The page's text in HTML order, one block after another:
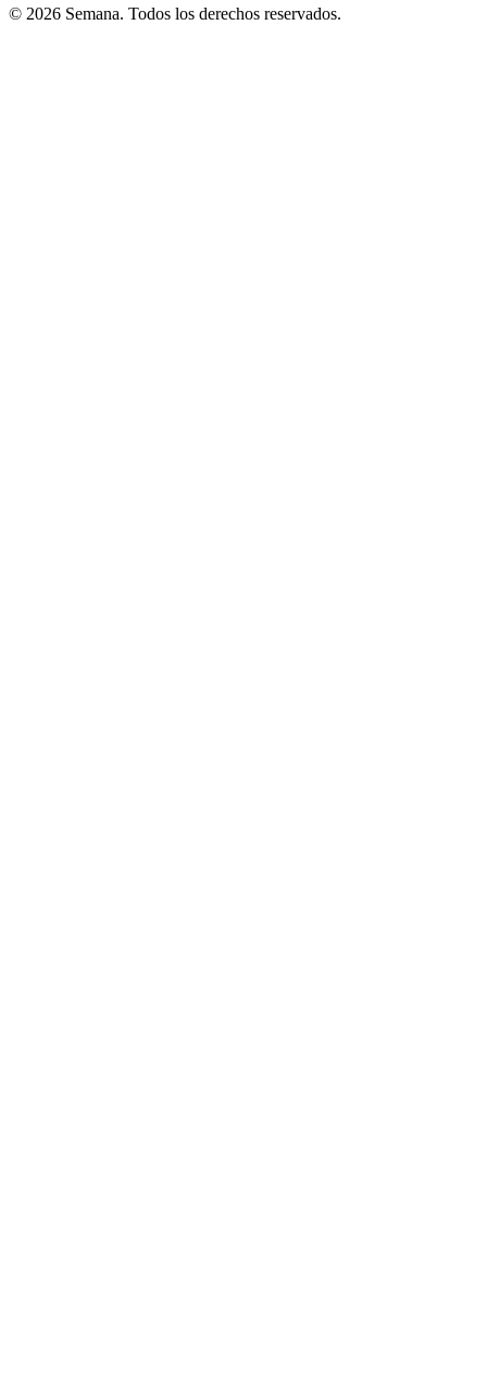
© 2026 Semana. Todos los derechos reservados.